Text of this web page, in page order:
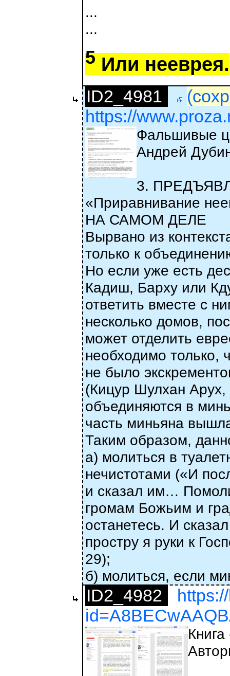
...
...
5 Или нееврея.
ID2_4981
https://
Фальшивые
Андрей
3.
«Приравнивание
НА САМОМ ДЕЛЕ
Вырвано из
только к
Но если уже есть
Кадиш, Барху или
ответить вместе с
несколько домов,
может отделить
необходимо
не было
(Кицур Шулхан
объединяются в
часть миньяна
Таким образом,
а) молиться в
нечистотами («И
и сказал им…
громам Божьим и
останетесь. И
простру я руки к
29);
б) молиться, если
ID2_4982
Книга